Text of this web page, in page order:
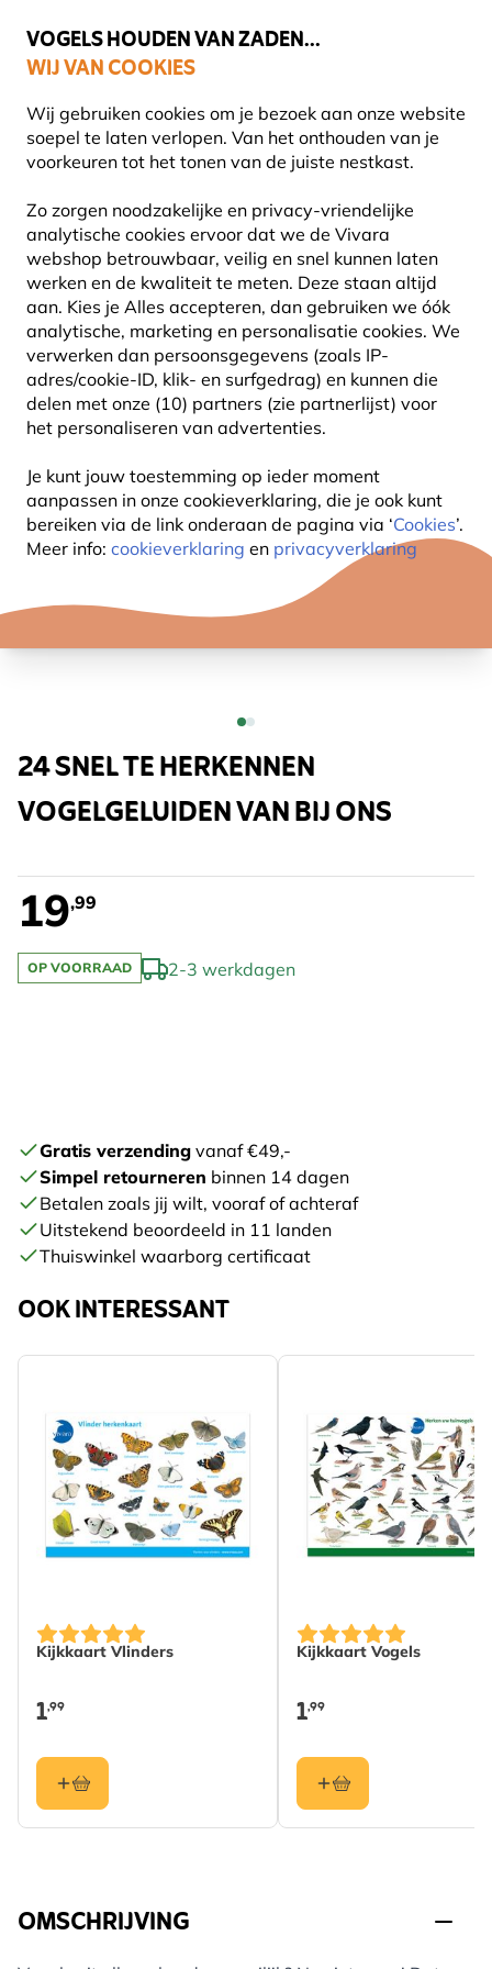
VOGELS HOUDEN VAN ZADEN...
WIJ VAN COOKIES
Wij gebruiken cookies om je bezoek aan onze website
soepel te laten verlopen. Van het onthouden van je
voorkeuren tot het tonen van de juiste nestkast.
Zo zorgen noodzakelijke en privacy-vriendelijke
analytische cookies ervoor dat we de Vivara
webshop betrouwbaar, veilig en snel kunnen laten
werken en de kwaliteit te meten. Deze staan altijd
aan. Kies je Alles accepteren, dan gebruiken we óók
analytische, marketing en personalisatie cookies. We
verwerken dan persoonsgegevens (zoals IP-
adres/cookie-ID, klik- en surfgedrag) en kunnen die
delen met onze (10) partners (zie partnerlijst) voor
het personaliseren van advertenties.
Je kunt jouw toestemming op ieder moment
aanpassen in onze cookieverklaring, die je ook kunt
bereiken via de link onderaan de pagina via ‘Cookies’.
Meer info: cookieverklaring en privacyverklaring
Uitstekend beoordeeld in 11 landen
Gratis thuisbezorgd vanaf €49
24 SNEL TE HERKENNEN
VOGELGELUIDEN VAN BIJ ONS
19,99
OP VOORRAAD 2-3 werkdagen
Gratis verzending vanaf €49,-
Simpel retourneren binnen 14 dagen
Betalen zoals jij wilt, vooraf of achteraf
Uitstekend beoordeeld in 11 landen
Thuiswinkel waarborg certificaat
OOK INTERESSANT
Kijkkaart Vlinders
1,99
Kijkkaart Vogels
1,99
OMSCHRIJVING